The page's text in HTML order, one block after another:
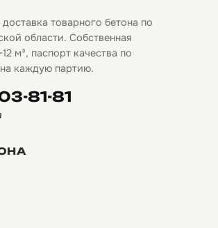
товарного бетона по
области. Собственная
м³, паспорт качества по
каждую партию.
81-81